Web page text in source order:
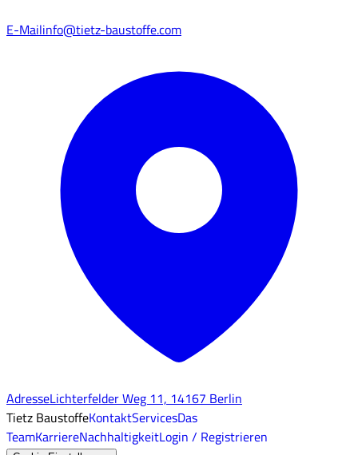
E-Mailinfo@tietz-baustoffe.com
AdresseLichterfelder Weg 11, 14167 Berlin
Tietz BaustoffeKontaktServicesDas
TeamKarriereNachhaltigkeitLogin / Registrieren